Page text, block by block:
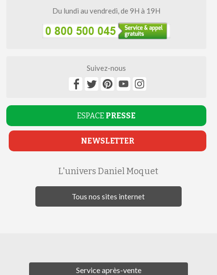
Du lundi au vendredi, de 9H à 19H
Suivez-nous
ESPACE PRESSE
NEWSLETTER
L'univers Daniel Moquet
Tous nos sites internet
Service après-vente